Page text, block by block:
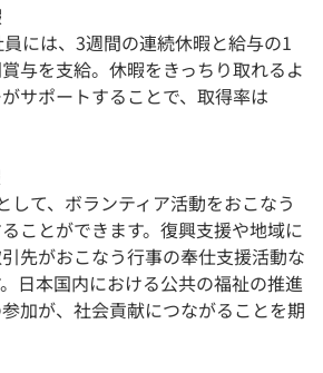
には、3週間の連続休暇と給与の1
与を支給。休暇をきっちり取れるよ
サポートすることで、取得率は
して、ボランティア活動をおこなう
ことができます。復興支援や地域に
先がおこなう行事の奉仕支援活動な
日本国内における公共の福祉の推進
加が、社会貢献につながることを期